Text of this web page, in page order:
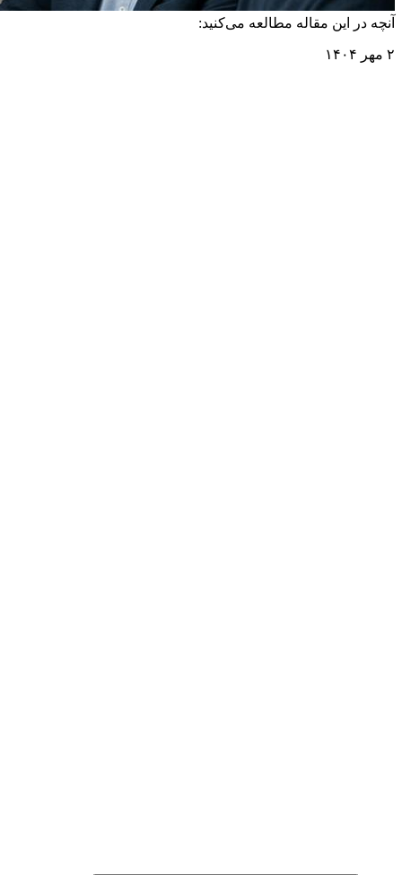
آنچه در این مقاله مطالعه می‌کنید:
۲ مهر ۱۴۰۴